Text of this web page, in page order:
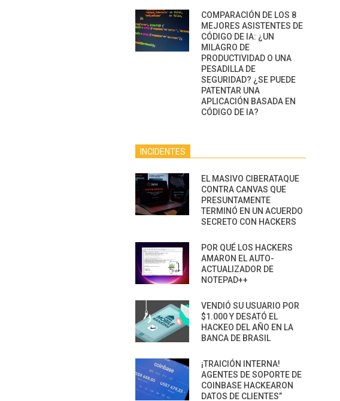
COMPARACIÓN DE LOS 8
MEJORES ASISTENTES DE
CÓDIGO DE IA: ¿UN
MILAGRO DE
PRODUCTIVIDAD O UNA
PESADILLA DE
SEGURIDAD? ¿SE PUEDE
PATENTAR UNA
APLICACIÓN BASADA EN
CÓDIGO DE IA?
INCIDENTES
EL MASIVO CIBERATAQUE
CONTRA CANVAS QUE
PRESUNTAMENTE
TERMINÓ EN UN ACUERDO
SECRETO CON HACKERS
POR QUÉ LOS HACKERS
AMARON EL AUTO-
ACTUALIZADOR DE
NOTEPAD++
VENDIÓ SU USUARIO POR
$1.000 Y DESATÓ EL
HACKEO DEL AÑO EN LA
BANCA DE BRASIL
¡TRAICIÓN INTERNA!
AGENTES DE SOPORTE DE
COINBASE HACKEARON
DATOS DE CLIENTES”